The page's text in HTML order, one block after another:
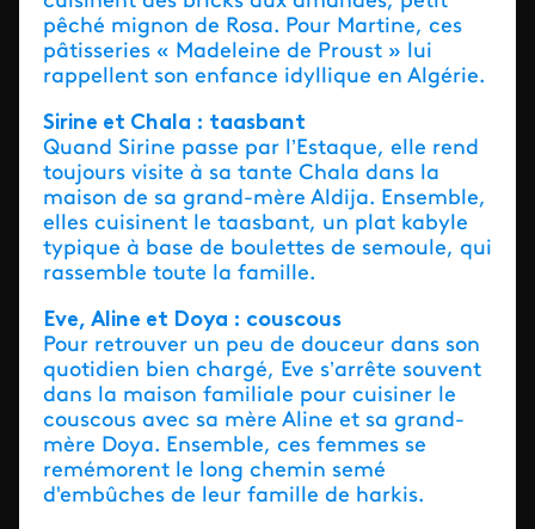
pêché mignon de Rosa. Pour Martine, ces
pâtisseries « Madeleine de Proust » lui
rappellent son enfance idyllique en Algérie.
Sirine et Chala : taasbant
Quand Sirine passe par l’Estaque, elle rend
toujours visite à sa tante Chala dans la
maison de sa grand-mère Aldija. Ensemble,
elles cuisinent le taasbant, un plat kabyle
typique à base de boulettes de semoule, qui
rassemble toute la famille.
Eve, Aline et Doya : couscous
Pour retrouver un peu de douceur dans son
quotidien bien chargé, Eve s’arrête souvent
dans la maison familiale pour cuisiner le
couscous avec sa mère Aline et sa grand-
mère Doya. Ensemble, ces femmes se
remémorent le long chemin semé
d'embûches de leur famille de harkis.